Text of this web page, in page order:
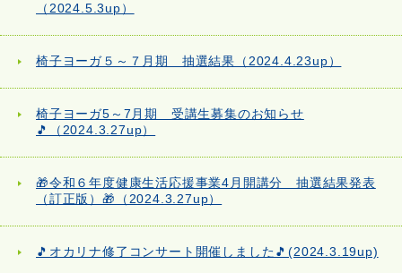
（2024.5.3up）
椅子ヨーガ５～７月期 抽選結果（2024.4.23up）
椅子ヨーガ5～7月期 受講生募集のお知らせ
🎵（2024.3.27up）
🎁令和６年度健康生活応援事業4月開講分 抽選結果発表
（訂正版）🎁（2024.3.27up）
🎵オカリナ修了コンサート開催しました🎵(2024.3.19up)